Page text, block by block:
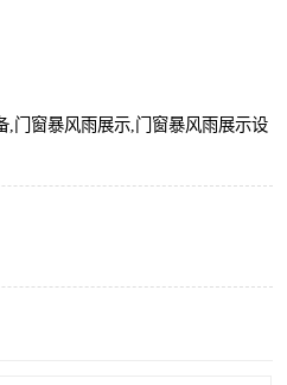
,门窗暴风雨展示,门窗暴风雨展示设